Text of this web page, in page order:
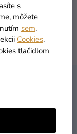
s
môžete
sem.
Cookies.
tlačidlom
TOVARU
zadarmo